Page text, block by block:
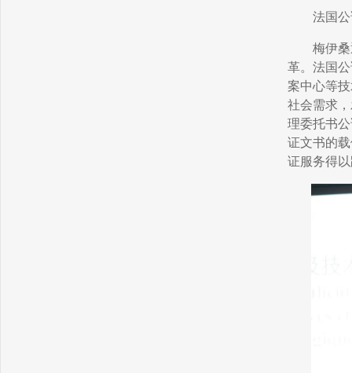
法国
梅伊
革。法国
案中心等
社会需求
理委托书
证文书的
证服务得